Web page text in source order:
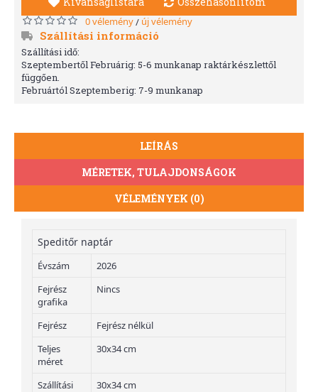
0 vélemény/ új vélemény
Szállítási információ
Szállítási idő:
Szeptembertől Februárig: 5-6 munkanap raktárkészlettől
függően.
Februártól Szeptemberig: 7-9 munkanap
LEÍRÁS
MÉRETEK, TULAJDONSÁGOK
VÉLEMÉNYEK (0)
Speditőr naptár
Évszám
2026
Fejrész
grafika
Nincs
Fejrész
Fejrész nélkül
Teljes
méret
30x34 cm
Szállítási
30x34 cm